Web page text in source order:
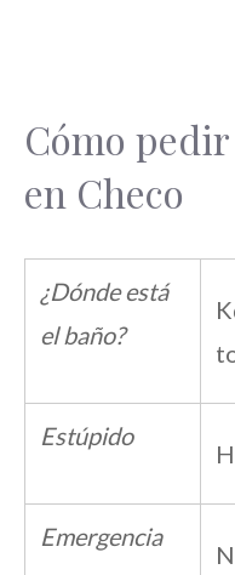
Cómo
en Checo
¿Dónde está
el baño?
Estúpido
Emergencia